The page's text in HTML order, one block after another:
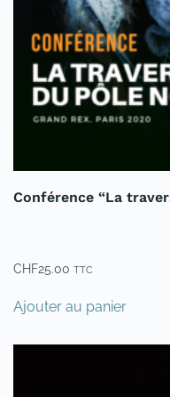
Conférence “La
CHF25.00 TTC
Ajouter au panier